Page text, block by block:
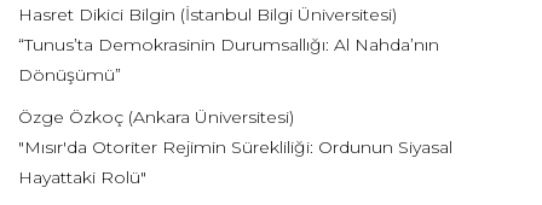
Hasret Dikici Bilgin (İstanbul Bilgi Üniversitesi)
“Tunus’ta Demokrasinin Durumsallığı: Al Nahda’nın
Dönüşümü”
Özge Özkoç (Ankara Üniversitesi)
"Mısır'da Otoriter Rejimin Sürekliliği: Ordunun Siyasal
Hayattaki Rolü"